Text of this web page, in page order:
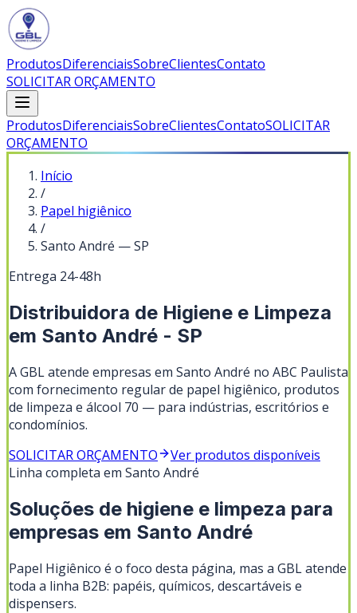
ProdutosDiferenciaisSobreClientesContato
SOLICITAR ORÇAMENTO
ProdutosDiferenciaisSobreClientesContatoSOLICITAR
ORÇAMENTO
Início
/
Papel higiênico
/
Santo André —SP
Entrega 24-48h
Distribuidora de Higiene e Limpeza
em Santo André - SP
A GBL atende empresas em Santo André no ABC Paulista
com fornecimento regular de papel higiênico, produtos
de limpeza e álcool 70 — para indústrias, escritórios e
condomínios.
SOLICITAR ORÇAMENTO
Ver produtos disponíveis
Linha completa em Santo André
Soluções de higiene e limpeza para
empresas em Santo André
Papel Higiênico é o foco desta página, mas a GBL atende
toda a linha B2B: papéis, químicos, descartáveis e
dispensers.